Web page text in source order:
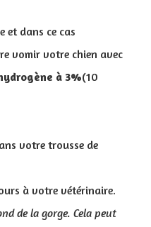
et dans ce cas
vomir votre chien avec
à 3%(10
votre trousse de
à votre vétérinaire.
de la gorge. Cela peut